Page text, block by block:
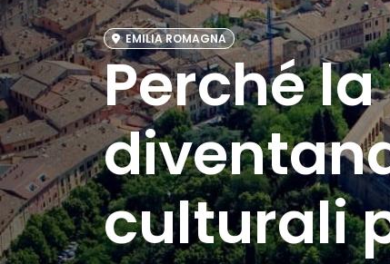
EMILIA ROMAGNA
Perché
culturali